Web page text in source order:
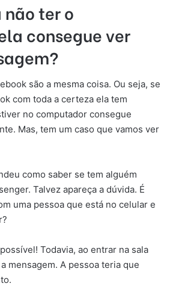
não ter o
consegue ver
são a mesma coisa. Ou seja, se
com toda a certeza ela tem
no computador consegue
Mas, tem um caso que vamos ver
como saber se tem alguém
Talvez apareça a dúvida. É
uma pessoa que está no celular e
Todavia, ao entrar na sala
mensagem. A pessoa teria que